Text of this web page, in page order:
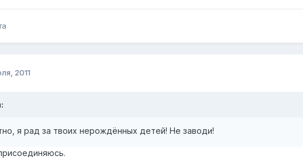
2011
я рад за твоих нерождённых детей! Не заводи!